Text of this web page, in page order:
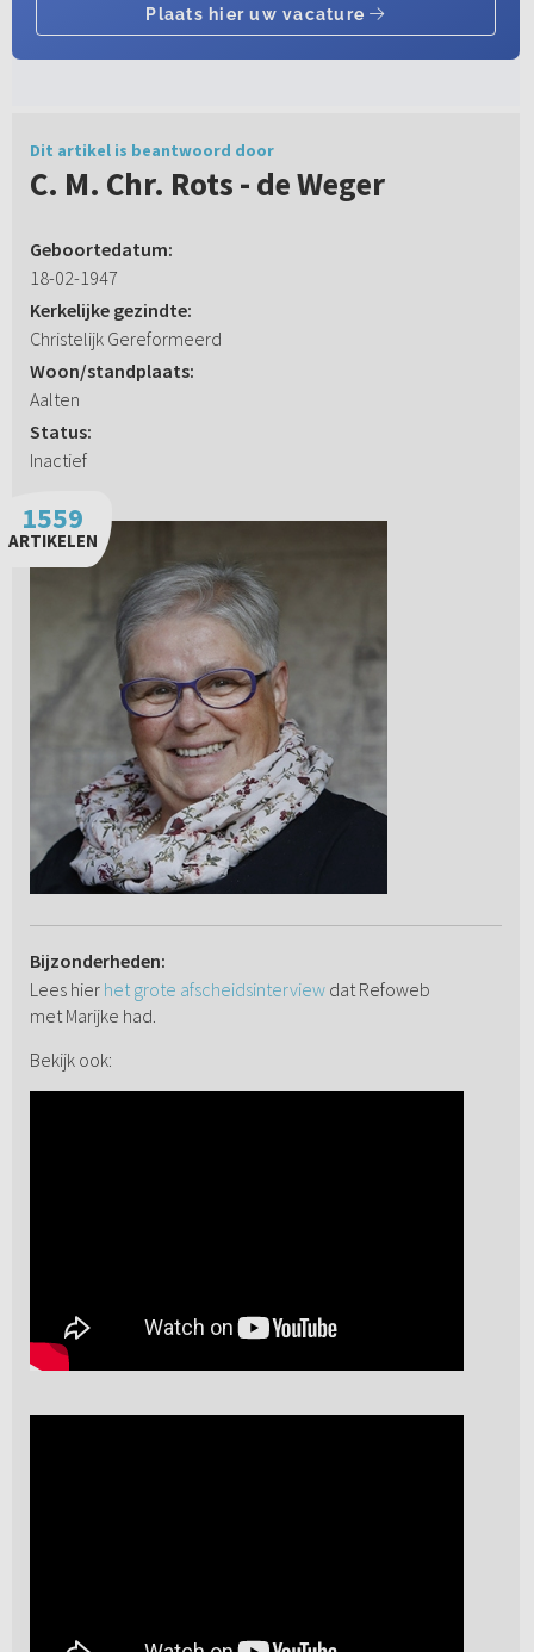
Dit artikel is beantwoord door
C. M. Chr. Rots - de Weger
Geboortedatum:
18-02-1947
Kerkelijke gezindte:
Christelijk Gereformeerd
Woon/standplaats:
Aalten
Status:
Inactief
1559
ARTIKELEN
Bijzonderheden:
Lees hier het grote afscheidsinterviewdat Refoweb
met Marijke had.
Bekijk ook: